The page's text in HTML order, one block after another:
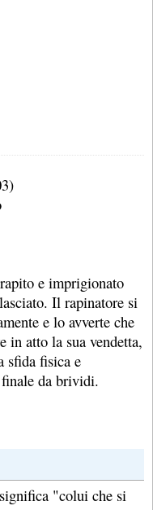
e imprigionato
Il rapinatore si
e lo avverte che
in atto la sua vendetta,
sfida fisica e
da brividi.
"colui che si